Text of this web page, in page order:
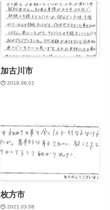
加古川市
2019.06.01
枚方市
2021.03.08